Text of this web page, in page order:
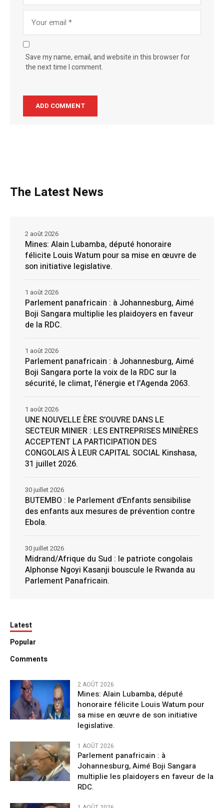
Save my name, email, and website in this browser for
the next time I comment.
The Latest News
Mines: Alain Lubamba, député honoraire
félicite Louis Watum pour sa mise en œuvre de
son initiative legislative.
2 août 2026
Parlement panafricain : à Johannesburg, Aimé
Boji Sangara multiplie les plaidoyers en faveur
de la RDC.
1 août 2026
Parlement panafricain : à Johannesburg, Aimé
Boji Sangara porte la voix de la RDC sur la
sécurité, le climat, l’énergie et l’Agenda 2063.
1 août 2026
UNE NOUVELLE ÈRE S’OUVRE DANS LE
SECTEUR MINIER : LES ENTREPRISES MINIÈRES
ACCEPTENT LA PARTICIPATION DES
CONGOLAIS À LEUR CAPITAL SOCIAL Kinshasa,
31 juillet 2026.
1 août 2026
BUTEMBO : le Parlement d’Enfants sensibilise
des enfants aux mesures de prévention contre
Ebola.
30 juillet 2026
Midrand/Afrique du Sud : le patriote congolais
Alphonse Ngoyi Kasanji bouscule le Rwanda au
Parlement Panafricain.
30 juillet 2026
Latest
Popular
Comments
2 AOÛT 2026
Mines: Alain Lubamba, député
honoraire félicite Louis Watum pour
sa mise en œuvre de son initiative
legislative.
1 AOÛT 2026
Parlement panafricain : à
Johannesburg, Aimé Boji Sangara
multiplie les plaidoyers en faveur de la
RDC.